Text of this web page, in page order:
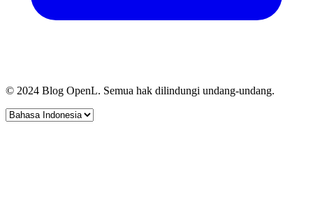
© 2024 Blog OpenL. Semua hak dilindungi undang-undang.